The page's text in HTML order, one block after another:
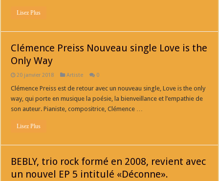
Lisez Plus
Clémence Preiss Nouveau single Love is the
Only Way
20 janvier 2018 Artiste 0
Clémence Preiss est de retour avec un nouveau single, Love is the only
way, qui porte en musique la poésie, la bienveillance et l’empathie de
son auteur. Pianiste, compositrice, Clémence …
Lisez Plus
BEBLY, trio rock formé en 2008, revient avec
un nouvel EP 5 intitulé «Déconne».